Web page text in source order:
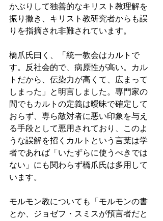
かぶりして独善的なキリスト教理解を
振り撒き、キリスト教研究者からも誤
りを指摘され非難されています。
橋爪氏曰く、「統一教会はカルトで
す。反社会的で、病原性が高い。カル
トだから、伝染力が高くて、広まって
しまった」と明言しました。専門家の
間でもカルトの定義は曖昧で確定して
おらず、専ら敵対者に悪い印象を与え
る手段として悪用されており、このよ
うな誤解を招くカルトという言葉は学
者であれば「いたずらに使うべきでは
ない」にも関わらず橋爪氏は多用して
います。
モルモン教についても「モルモンの書
とか、ジョゼフ・スミスが預言者だと